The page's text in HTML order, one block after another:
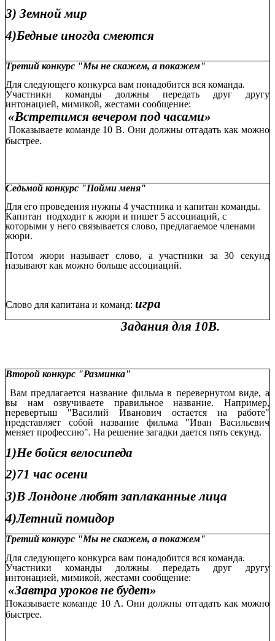
3) Земной мир
4)Бедные иногда смеются
Третий конкурс "Мы не скажем, а покажем"
Для следующего конкурса вам понадобится вся команда.
Участники команды должны передать друг другу
интонацией, мимикой, жестами сообщение:
«Встретимся вечером под часами»
Показываете команде 10 В. Они должны отгадать как можно
быстрее.
Седьмой конкурс "Пойми меня"
Для его проведения нужны 4 участника и капитан команды.
Капитан подходит к жюри и пишет 5 ассоциаций, с
которыми у него связывается слово, предлагаемое членами
жюри.
Потом жюри называет слово, а участники за 30 секунд
называют как можно больше ассоциаций.
Слово для капитана и команд: игра
Задания для 10В.
Второй конкурс "Разминка"
Вам предлагается название фильма в перевернутом виде, а
вы нам озвучиваете правильное название. Например,
перевертыш "Василий Иванович остается на работе"
представляет собой название фильма "Иван Васильевич
меняет профессию". На решение загадки дается пять секунд.
1)Не бойся велосипеда
2)71 час осени
3)В Лондоне любят заплаканные лица
4)Летний помидор
Третий конкурс "Мы не скажем, а покажем"
Для следующего конкурса вам понадобится вся команда.
Участники команды должны передать друг другу
интонацией, мимикой, жестами сообщение:
«Завтра уроков не будет»
Показываете команде 10 А. Они должны отгадать как можно
быстрее.